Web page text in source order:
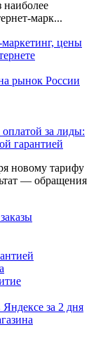
марк...
цены
рынок России
за лиды:
гарантией
новому тарифу
— обращения
за 2 дня